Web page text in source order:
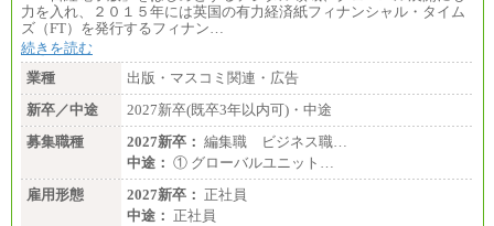
力を入れ、２０１５年には英国の有力経済紙フィナンシャル・タイム
ズ（FT）を発行するフィナン…
続きを読む
業種
出版・マスコミ関連・広告
新卒／中途
2027新卒(既卒3年以内可)・中途
募集職種
2027新卒： 編集職 ビジネス職…
中途： ① グローバルユニット…
雇用形態
2027新卒： 正社員
中途： 正社員